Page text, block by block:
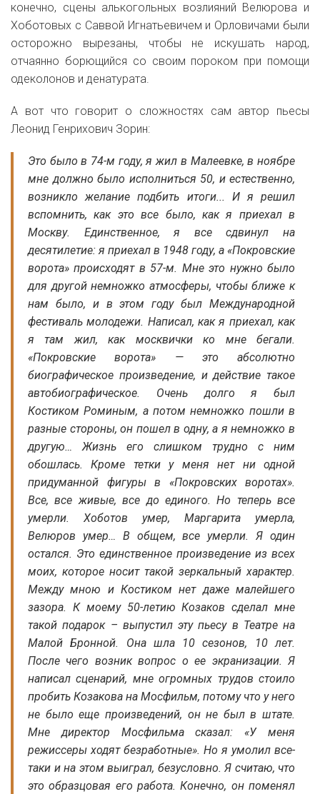
конечно, сцены алькогольных возлияний Велюрова и
Хоботовых с Саввой Игнатьевичем и Орловичами были
осторожно вырезаны, чтобы не искушать народ,
отчаянно борющийся со своим пороком при помощи
одеколонов и денатурата.
А вот что говорит о сложностях сам автор пьесы
Леонид Генрихович Зорин:
Это было в 74-м году, я жил в Малеевке, в ноябре
мне должно было исполниться 50, и естественно,
возникло желание подбить итоги... И я решил
вспомнить, как это все было, как я приехал в
Москву. Единственное, я все сдвинул на
десятилетие: я приехал в 1948 году, а «Покровские
ворота» происходят в 57-м. Мне это нужно было
для другой немножко атмосферы, чтобы ближе к
нам было, и в этом году был Международной
фестиваль молодежи. Написал, как я приехал, как
я там жил, как москвички ко мне бегали.
«Покровские ворота» — это абсолютно
биографическое произведение, и действие такое
автобиографическое. Очень долго я был
Костиком Роминым, а потом немножко пошли в
разные стороны, он пошел в одну, а я немножко в
другую… Жизнь его слишком трудно с ним
обошлась. Кроме тетки у меня нет ни одной
придуманной фигуры в «Покровских воротах».
Все, все живые, все до единого. Но теперь все
умерли. Хоботов умер, Маргарита умерла,
Велюров умер… В общем, все умерли. Я один
остался. Это единственное произведение из всех
моих, которое носит такой зеркальный характер.
Между мною и Костиком нет даже малейшего
зазора. К моему 50-летию Козаков сделал мне
такой подарок – выпустил эту пьесу в Театре на
Малой Бронной. Она шла 10 сезонов, 10 лет.
После чего возник вопрос о ее экранизации. Я
написал сценарий, мне огромных трудов стоило
пробить Козакова на Мосфильм, потому что у него
не было еще произведений, он не был в штате.
Мне директор Мосфильма сказал: «У меня
режиссеры ходят безработные». Но я умолил все-
таки и на этом выиграл, безусловно. Я считаю, что
это образцовая его работа. Конечно, он поменял